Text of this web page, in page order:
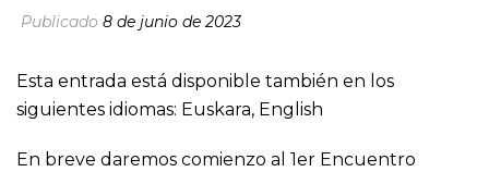
Publicado 8 de junio de 2023
Esta entrada está disponible también en los
siguientes idiomas: Euskara, English
En breve daremos comienzo al 1er Encuentro